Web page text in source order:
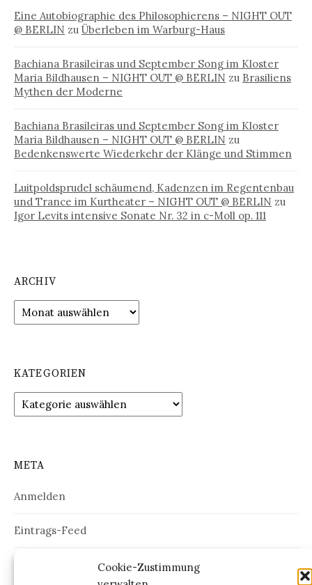
Cookie-Zustimmung
Eine Autobiographie des Philosophierens – NIGHT OUT
@ BERLIN zu Überleben im Warburg-Haus
Bachiana Brasileiras und September Song im Kloster
Maria Bildhausen – NIGHT OUT @ BERLIN zu Brasiliens
Mythen der Moderne
Bachiana Brasileiras und September Song im Kloster
Maria Bildhausen – NIGHT OUT @ BERLIN zu
Bedenkenswerte Wiederkehr der Klänge und Stimmen
Luitpoldsprudel schäumend, Kadenzen im Regentenbau
und Trance im Kurtheater – NIGHT OUT @ BERLIN zu
Igor Levits intensive Sonate Nr. 32 in c-Moll op. 111
ARCHIV
Archiv
KATEGORIEN
Kategorien
META
Anmelden
Eintrags-Feed
Kommentar-Feed